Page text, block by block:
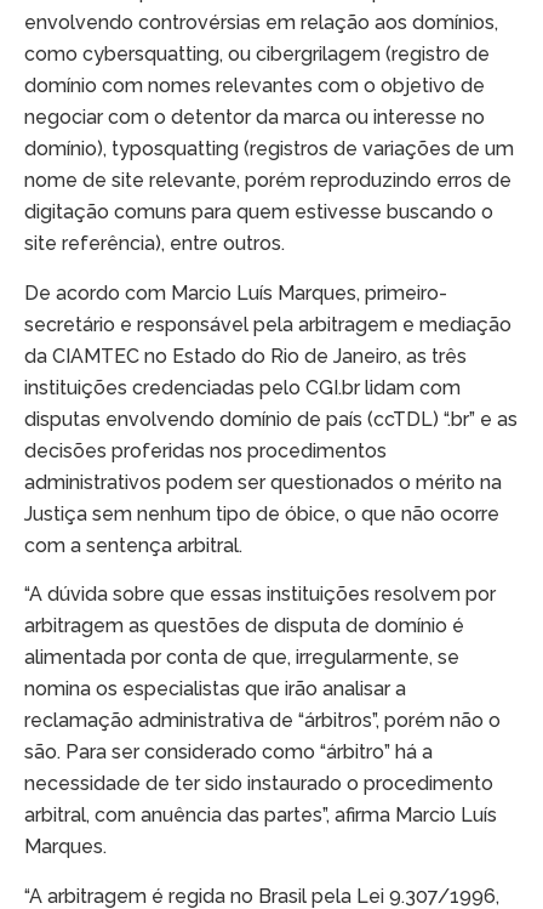
envolvendo controvérsias em relação aos domínios,
como cybersquatting, ou cibergrilagem (registro de
domínio com nomes relevantes com o objetivo de
negociar com o detentor da marca ou interesse no
domínio), typosquatting (registros de variações de um
nome de site relevante, porém reproduzindo erros de
digitação comuns para quem estivesse buscando o
site referência), entre outros.
De acordo com Marcio Luís Marques, primeiro-
secretário e responsável pela arbitragem e mediação
da CIAMTEC no Estado do Rio de Janeiro, as três
instituições credenciadas pelo CGI.br lidam com
disputas envolvendo domínio de país (ccTDL) “.br” e as
decisões proferidas nos procedimentos
administrativos podem ser questionados o mérito na
Justiça sem nenhum tipo de óbice, o que não ocorre
com a sentença arbitral.
“A dúvida sobre que essas instituições resolvem por
arbitragem as questões de disputa de domínio é
alimentada por conta de que, irregularmente, se
nomina os especialistas que irão analisar a
reclamação administrativa de “árbitros”, porém não o
são. Para ser considerado como “árbitro” há a
necessidade de ter sido instaurado o procedimento
arbitral, com anuência das partes”, afirma Marcio Luís
Marques.
“A arbitragem é regida no Brasil pela Lei 9.307/1996,